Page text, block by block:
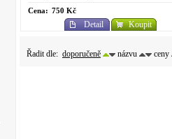
Cena: 750 Kč
Detail Koupit
Řadit dle: doporučeně názvu ceny